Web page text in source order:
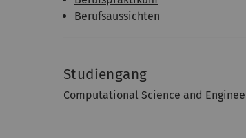
Berufsaussichten
Studiengang
Computational Science and